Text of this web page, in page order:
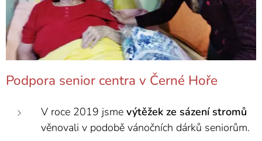
Podpora senior centra v Černé Hoře
V roce 2019 jsme výtěžek ze sázenístromů
věnovali v podobě vánočních dárků seniorům.